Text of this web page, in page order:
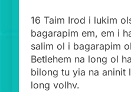
16 Taim Irod i lukim
bagarapim em, em i
salim ol i bagarapim
Betlehem na long ol
bilong tu yia na aninit
long volhv.